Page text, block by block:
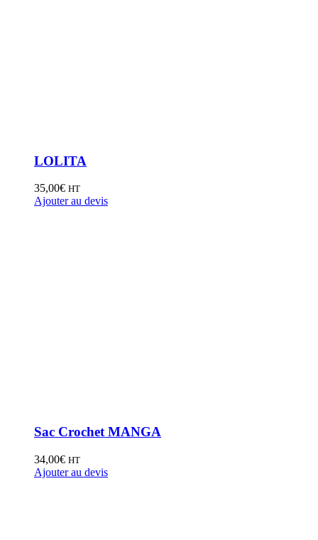
LOLITA
35,00€ HT
Ajouter au devis
Sac Crochet MANGA
34,00€ HT
Ajouter au devis